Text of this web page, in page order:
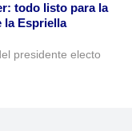
todo listo para la
la Espriella
presidente electo